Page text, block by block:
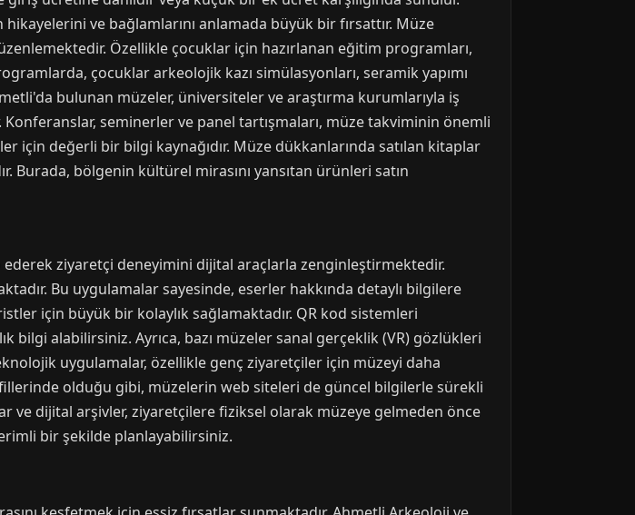
ve bağlamlarını anlamada büyük bir fırsattır. Müze
Özellikle çocuklar için hazırlanan eğitim programları,
çocuklar arkeolojik kazı simülasyonları, seramik yapımı
bulunan müzeler, üniversiteler ve araştırma kurumlarıyla iş
seminerler ve panel tartışmaları, müze takviminin önemli
için değerli bir bilgi kaynağıdır. Müze dükkanlarında satılan kitaplar
bölgenin kültürel mirasını yansıtan ürünleri satın
ziyaretçi deneyimini dijital araçlarla zenginleştirmektedir.
Bu uygulamalar sayesinde, eserler hakkında detaylı bilgilere
için büyük bir kolaylık sağlamaktadır. QR kod sistemleri
bilgi alabilirsiniz. Ayrıca, bazı müzeler sanal gerçeklik (VR) gözlükleri
uygulamalar, özellikle genç ziyaretçiler için müzeyi daha
olduğu gibi, müzelerin web siteleri de güncel bilgilerle sürekli
dijital arşivler, ziyaretçilere fiziksel olarak müzeye gelmeden önce
bir şekilde planlayabilirsiniz.